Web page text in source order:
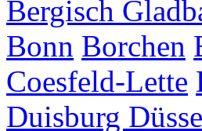
Bergisch
Bonn Borchen
Coesfeld-Lette
Duisburg